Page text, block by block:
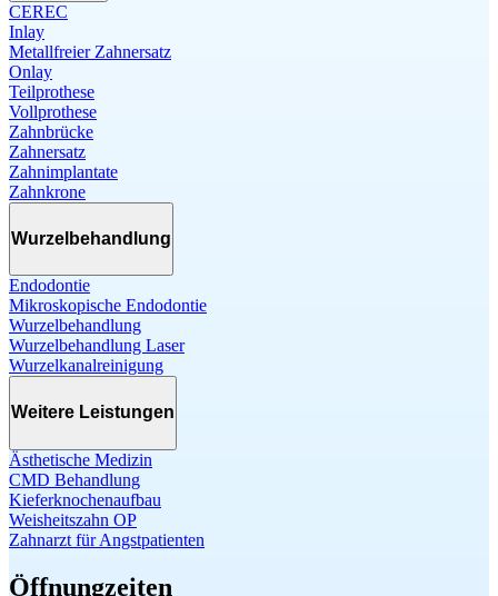
CEREC
Inlay
Metallfreier Zahnersatz
Onlay
Teilprothese
Vollprothese
Zahnbrücke
Zahnersatz
Zahnimplantate
Zahnkrone
Wurzelbehandlung
Endodontie
Mikroskopische Endodontie
Wurzelbehandlung
Wurzelbehandlung Laser
Wurzelkanalreinigung
Weitere Leistungen
Ästhetische Medizin
CMD Behandlung
Kieferknochenaufbau
Weisheitszahn OP
Zahnarzt für Angstpatienten
Öffnungzeiten